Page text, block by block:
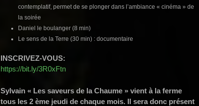
contemplatif, permet de se plonger dans l’ambiance « cinéma » de
la soirée
Daniel le boulanger (8 min)
Le sens de la Terre (30 min) : documentaire
INSCRIVEZ-VOUS:
https://bit.ly/3R0xFtn
Sylvain « Les saveurs de la Chaume » vient à la ferme
tous les 2 ème jeudi de chaque mois. Il sera donc présent